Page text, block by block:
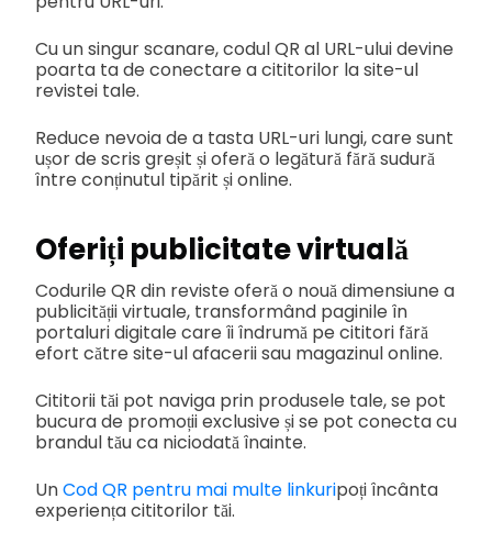
Cu un singur scanare, codul QR al URL-ului devine
poarta ta de conectare a cititorilor la site-ul
revistei tale.
Reduce nevoia de a tasta URL-uri lungi, care sunt
ușor de scris greșit și oferă o legătură fără sudură
între conținutul tipărit și online.
Oferiți publicitate virtuală
Codurile QR din reviste oferă o nouă dimensiune a
publicității virtuale, transformând paginile în
portaluri digitale care îi îndrumă pe cititori fără
efort către site-ul afacerii sau magazinul online.
Cititorii tăi pot naviga prin produsele tale, se pot
bucura de promoții exclusive și se pot conecta cu
brandul tău ca niciodată înainte.
UnCod QR pentru mai multe linkuripoți încânta
experiența cititorilor tăi.